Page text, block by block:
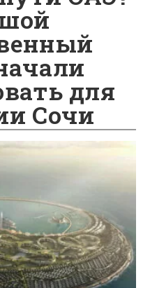
для
Сочи